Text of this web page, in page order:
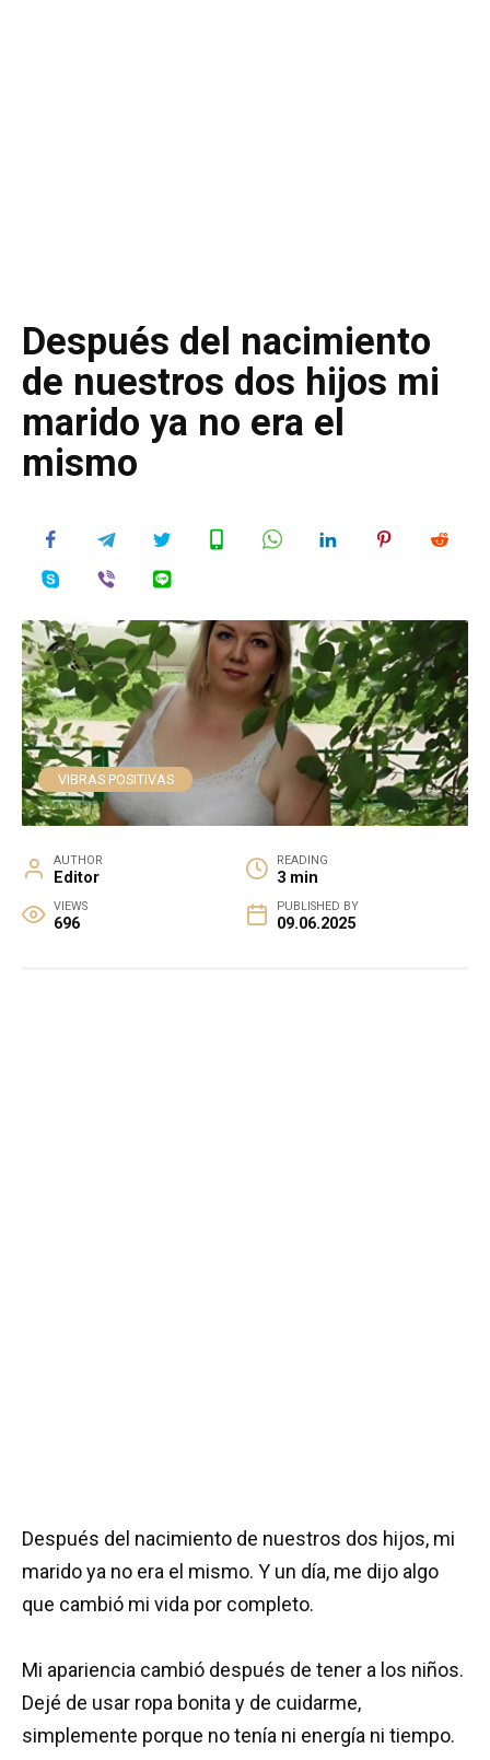
Después del nacimiento
de nuestros dos hijos mi
marido ya no era el
mismo
VIBRAS POSITIVAS
AUTHOR
Editor
READING
3 min
VIEWS
696
PUBLISHED BY
09.06.2025
Después del nacimiento de nuestros dos hijos, mi
marido ya no era el mismo. Y un día, me dijo algo
que cambió mi vida por completo.
Mi apariencia cambió después de tener a los niños.
Dejé de usar ropa bonita y de cuidarme,
simplemente porque no tenía ni energía ni tiempo.